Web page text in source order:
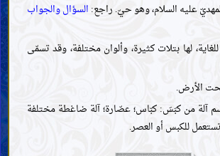
عليه السلام، وهو حيّ. راجع: السؤال والجواب
لها بتلات كثيرة، وألوان مختلفة، وقد تسمّى
الأرض.
آلة من كبَسَ: كبّاس؛ عصّارة؛ آلة ضاغطة مختلفة
للكبس أو العصر.